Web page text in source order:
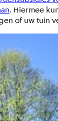
. Hiermee
of uw tuin